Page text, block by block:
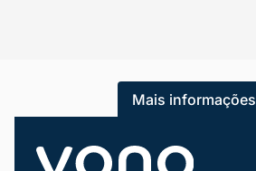
Mais informações